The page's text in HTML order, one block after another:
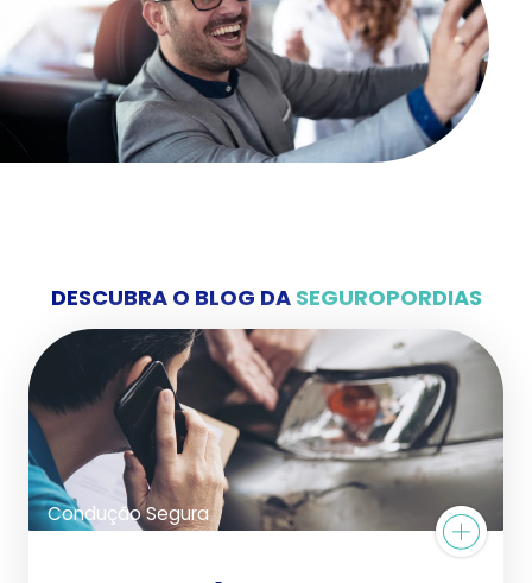
DESCUBRA O BLOG DASEGUROPORDIAS
Condução Segura